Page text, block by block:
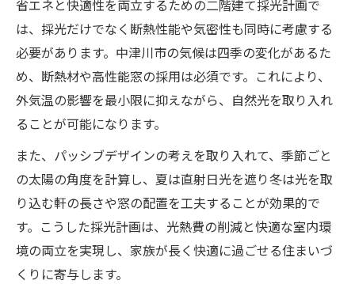
省エネと快適性を両立するための二階建て採光計画で
は、採光だけでなく断熱性能や気密性も同時に考慮する
必要があります。中津川市の気候は四季の変化があるた
め、断熱材や高性能窓の採用は必須です。これにより、
外気温の影響を最小限に抑えながら、自然光を取り入れ
ることが可能になります。
また、パッシブデザインの考えを取り入れて、季節ごと
の太陽の角度を計算し、夏は直射日光を遮り冬は光を取
り込む軒の長さや窓の配置を工夫することが効果的で
す。こうした採光計画は、光熱費の削減と快適な室内環
境の両立を実現し、家族が長く快適に過ごせる住まいづ
くりに寄与します。